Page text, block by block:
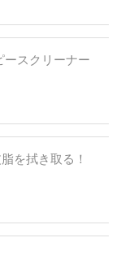
ースクリーナー
を拭き取る！